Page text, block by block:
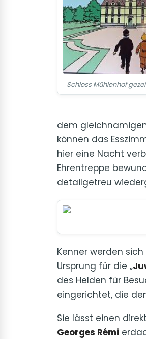
Schloss Mühlenhof
dem gleichnamigen
können das
hier eine Nacht
Ehrentreppe
detailgetreu
Kenner werden
Ursprung für die „
des Helden für
eingerichtet, die
Sie lässt einen
Georges Rémi